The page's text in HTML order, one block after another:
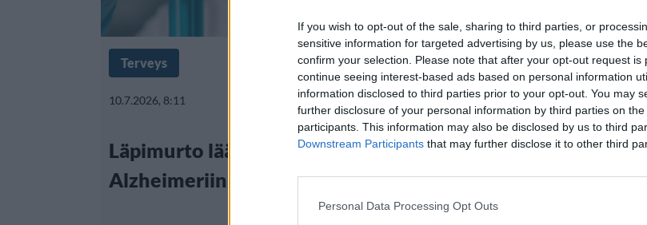
If you wish to opt-out of the sale, sharing to third parties, or
sensitive information for targeted advertising by us, please use the
confirm your selection. Please note that after your opt-out request is
continue seeing interest-based ads based on personal information
information disclosed to third parties prior to your opt-out. You may
further disclosure of your personal information by third parties on the
participants. This information may also be disclosed by us to third
Downstream Participants that may further disclose it to other third
Personal Data Processing Opt Outs
Terveys
10.7.2026, 8:11
Läpimurto lääketieteessä:
Alzheimeriin löytynyt lupaava lääke
Terveys
13.6.2026, 12:02
Tutkijat löysivät
aggressiivisia
vastaan